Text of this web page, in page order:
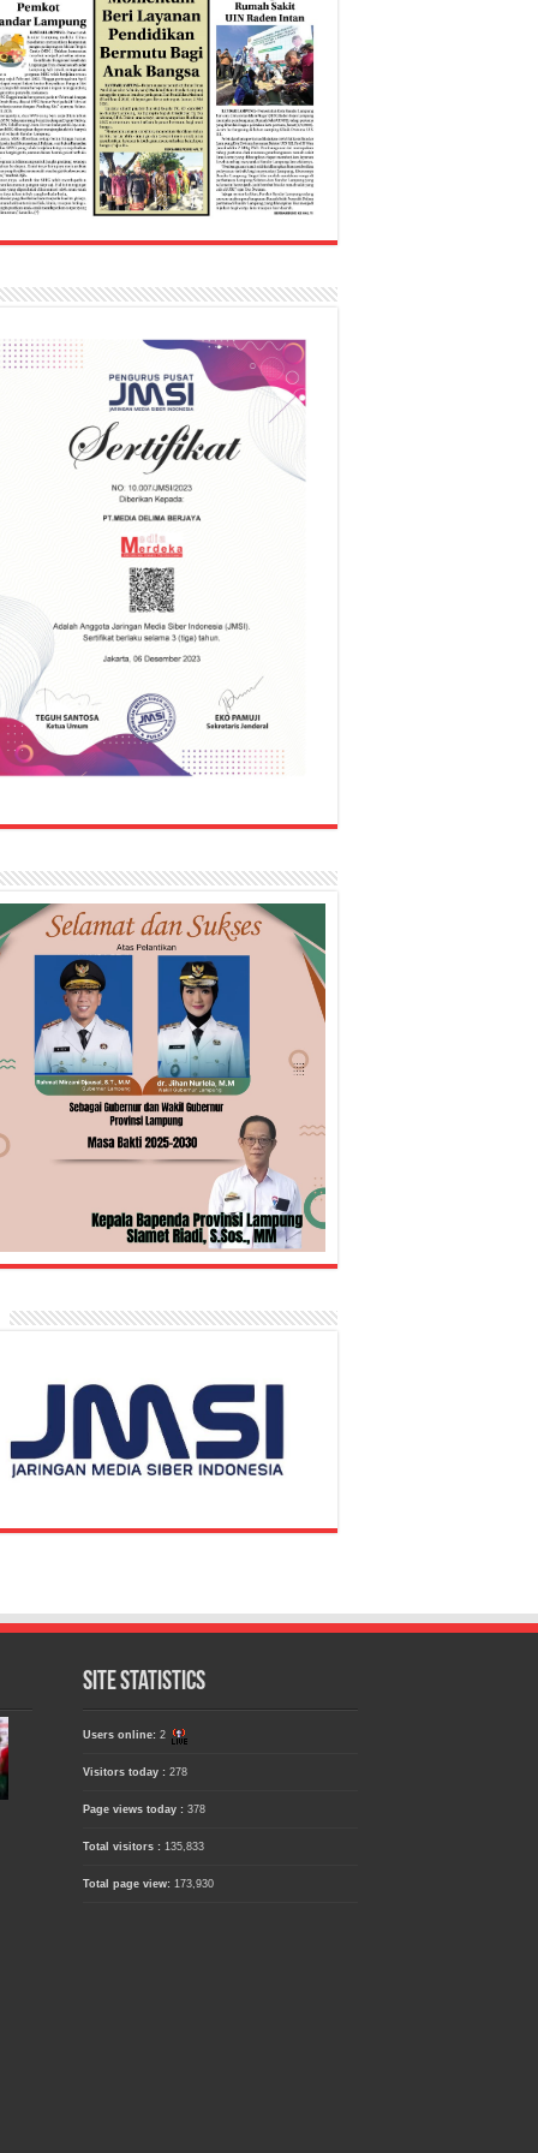
Site Statistics
Users online: 2
Visitors today : 278
Page views today : 378
Total visitors : 135,833
Total page view: 173,930